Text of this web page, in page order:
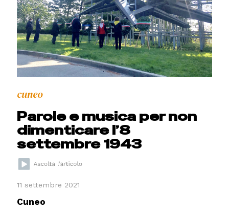
cuneo
Parole e musica per non
dimenticare l’8
settembre 1943
11 settembre 2021
Cuneo